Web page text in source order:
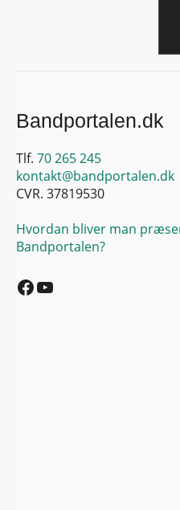
Bandportalen.dk
Tlf. 70 265 245
kontakt@bandportalen.dk
CVR. 37819530
Hvordan bliver man
Bandportalen?
Facebook